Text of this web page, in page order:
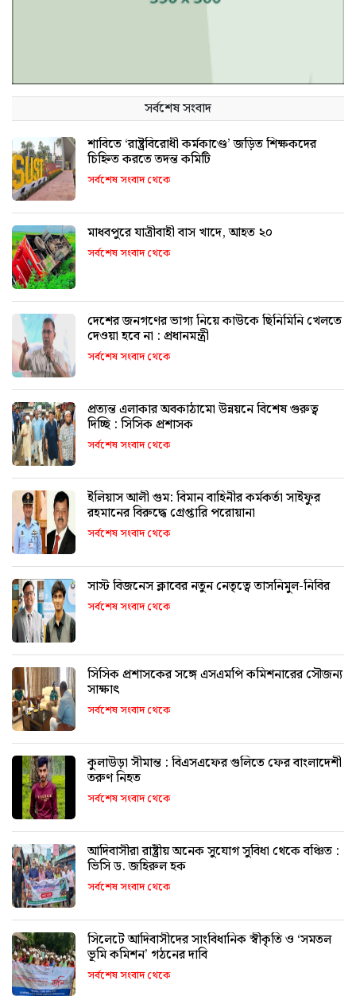
সর্বশেষ সংবাদ
শাবিতে ‘রাষ্ট্রবিরোধী কর্মকাণ্ডে’ জড়িত শিক্ষকদের
চিহ্নিত করতে তদন্ত কমিটি
সর্বশেষ সংবাদ থেকে
মাধবপুরে যাত্রীবাহী বাস খাদে, আহত ২০
সর্বশেষ সংবাদ থেকে
দেশের জনগণের ভাগ্য নিয়ে কাউকে ছিনিমিনি খেলতে
দেওয়া হবে না : প্রধানমন্ত্রী
সর্বশেষ সংবাদ থেকে
প্রত্যন্ত এলাকার অবকাঠামো উন্নয়নে বিশেষ গুরুত্ব
দিচ্ছি : সিসিক প্রশাসক
সর্বশেষ সংবাদ থেকে
ইলিয়াস আলী গুম: বিমান বাহিনীর কর্মকর্তা সাইফুর
রহমানের বিরুদ্ধে গ্রেপ্তারি পরোয়ানা
সর্বশেষ সংবাদ থেকে
সাস্ট বিজনেস ক্লাবের নতুন নেতৃত্বে তাসনিমুল-নিবির
সর্বশেষ সংবাদ থেকে
সিসিক প্রশাসকের সঙ্গে এসএমপি কমিশনারের সৌজন্য
সাক্ষাৎ
সর্বশেষ সংবাদ থেকে
কুলাউড়া সীমান্ত : বিএসএফের গুলিতে ফের বাংলাদেশী
তরুণ নিহত
সর্বশেষ সংবাদ থেকে
আদিবাসীরা রাষ্ট্রীয় অনেক সুযোগ সুবিধা থেকে বঞ্চিত :
ভিসি ড. জহিরুল হক
সর্বশেষ সংবাদ থেকে
সিলেটে আদিবাসীদের সাংবিধানিক স্বীকৃতি ও ‘সমতল
ভূমি কমিশন’ গঠনের দাবি
সর্বশেষ সংবাদ থেকে